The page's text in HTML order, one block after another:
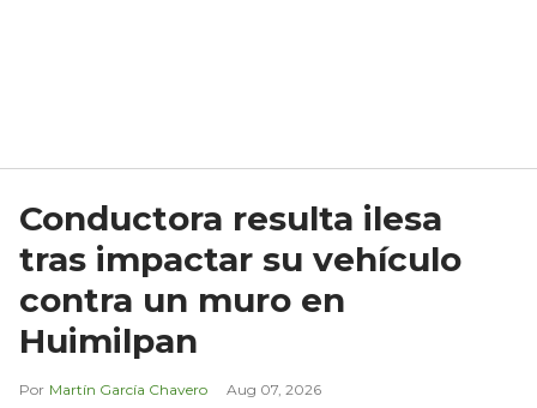
Conductora resulta ilesa
tras impactar su vehículo
contra un muro en
Huimilpan
Martín García Chavero Aug 07, 2026